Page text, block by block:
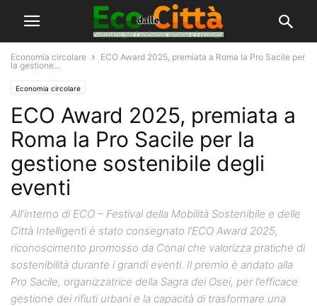
Economia circolare
ECO Award 2025, premiata a Roma la Pro Sacile per
la gestione...
Economia circolare
ECO Award 2025, premiata a
Roma la Pro Sacile per la
gestione sostenibile degli
eventi
All’interno di ECO – Festival della Mobilità Sostenibile e delle
Città Intelligenti è stato consegnato l’ECO Award 2025,
riconoscimento promosso da Conai che valorizza pratiche di
sostenibilità durante i grandi eventi. Il premio è andato alla
Pro Sacile, organizzatrice della Sagra dei Osei, per l’efficace
gestione dei rifiuti urbani e la capacità di trasformare una